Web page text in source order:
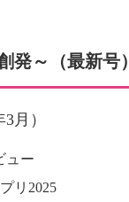
発～（最新号）
月）
ュー
リ2025